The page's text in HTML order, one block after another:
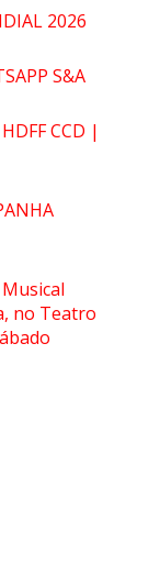
2026
S&A
CCD |
no Teatro